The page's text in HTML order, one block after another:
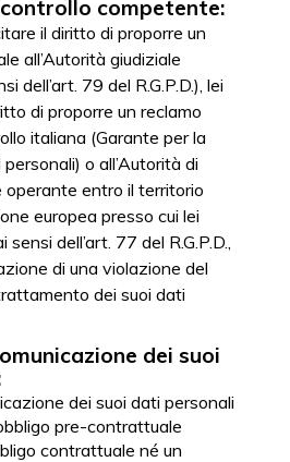
competente:
il diritto di proporre un
all’Autorità giudiziale
dell’art. 79 del R.G.P.D.), lei
di proporre un reclamo
italiana (Garante per la
o all’Autorità di
entro il territorio
europea presso cui lei
dell’art. 77 del R.G.P.D.,
di una violazione del
dei suoi dati
dei suoi
dei suoi dati personali
pre-contrattuale
contrattuale né un